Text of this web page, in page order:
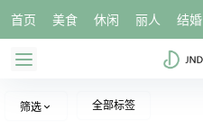
首页 美食 休闲 丽人 结婚
筛选 全部标签